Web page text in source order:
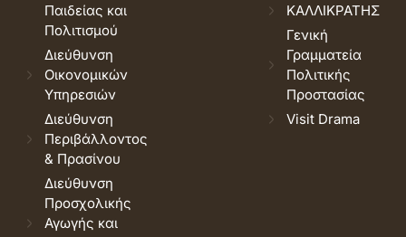
Παιδείας και
Πολιτισμού
Διεύθυνση
Οικονομικών
Υπηρεσιών
Διεύθυνση
Περιβάλλοντος
& Πρασίνου
Διεύθυνση
Προσχολικής
Αγωγής και
ΚΑΛΛΙΚΡΑΤΗΣ
Γενική
Γραμματεία
Πολιτικής
Προστασίας
Visit Drama